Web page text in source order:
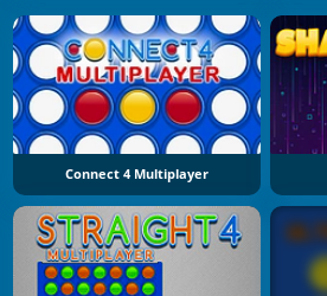
Connect 4 Multiplayer